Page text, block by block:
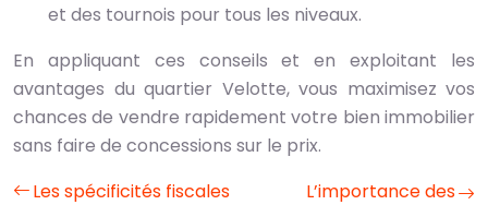
et des tournois pour tous les niveaux.
En appliquant ces conseils et en exploitant les
avantages du quartier Velotte, vous maximisez vos
chances de vendre rapidement votre bien immobilier
sans faire de concessions sur le prix.
Les spécificités fiscales
L’importance des